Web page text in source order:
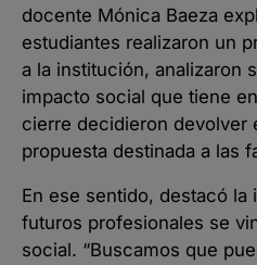
docente Mónica Baeza
estudiantes realizaron un
a la institución, analizaron
impacto social que tiene
cierre decidieron devolver
propuesta destinada a las
En ese sentido, destacó la
futuros profesionales se
social. “Buscamos que